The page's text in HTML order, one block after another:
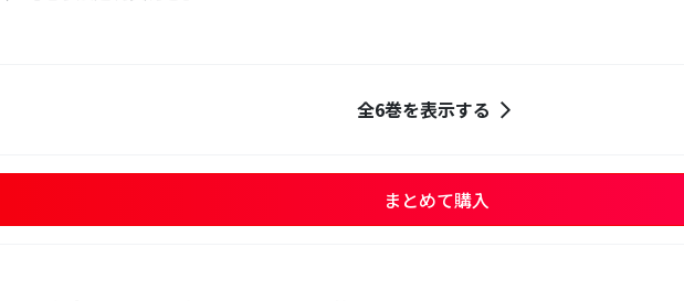
全6巻を表示する
まとめて購入